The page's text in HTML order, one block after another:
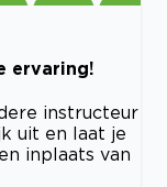
ervaring!
instructeur
uit en laat je
inplaats van